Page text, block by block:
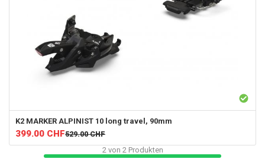
K2 MARKER ALPINIST 10 long travel, 90mm
399.00 CHF529.00 CHF
2von 2Produkten